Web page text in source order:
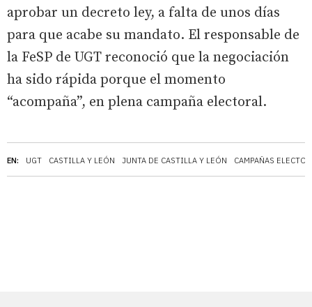
EN: UGT CASTILLA Y LEÓN JUNTA DE CASTILLA Y LEÓN CAMPAÑAS
aprobar un decreto ley, a falta de unos días
para que acabe su mandato. El responsable de
la FeSP de UGT reconoció que la negociación
ha sido rápida porque el momento
“acompaña”, en plena campaña electoral.